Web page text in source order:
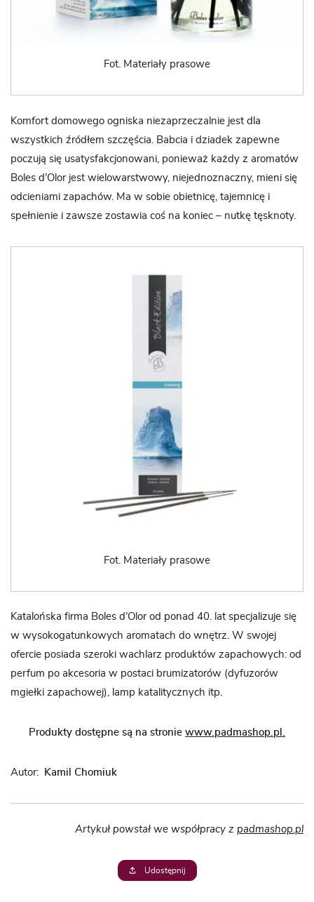
Fot. Materiały prasowe
Komfort domowego ogniska niezaprzeczalnie jest dla
wszystkich źródłem szczęścia. Babcia i dziadek zapewne
poczują się usatysfakcjonowani, ponieważ każdy z aromatów
Boles d’Olor jest wielowarstwowy, niejednoznaczny, mieni się
odcieniami zapachów. Ma w sobie obietnicę, tajemnicę i
spełnienie i zawsze zostawia coś na koniec – nutkę tęsknoty.
Fot. Materiały prasowe
Katalońska firma Boles d’Olor od ponad 40. lat specjalizuje się
w wysokogatunkowych aromatach do wnętrz. W swojej
ofercie posiada szeroki wachlarz produktów zapachowych: od
perfum po akcesoria w postaci brumizatorów (dyfuzorów
mgiełki zapachowej), lamp katalitycznych itp.
Produkty dostępne są na stronie www.padmashop.pl.
Autor: Kamil Chomiuk
Artykuł powstał we współpracy z padmashop.pl
Udostępnij